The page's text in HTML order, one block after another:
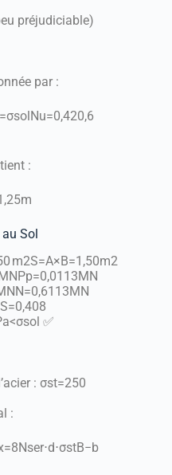
préjudiciable)
par :
=σsolNu=0,420,6
:
,25m
Sol
m2S=A×B=1 ,50m2
Pp=0,0113MN
N=0,6113MN
a<σsol ✅
: σst=250
:
=8Nser⋅d⋅σstB−b